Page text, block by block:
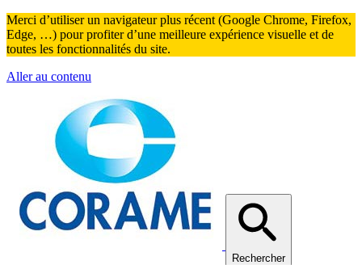
Merci d’utiliser un navigateur plus récent (Google Chrome, Firefox,
Edge, …) pour profiter d’une meilleure expérience visuelle et de
toutes les fonctionnalités du site.
Aller au contenu
Rechercher